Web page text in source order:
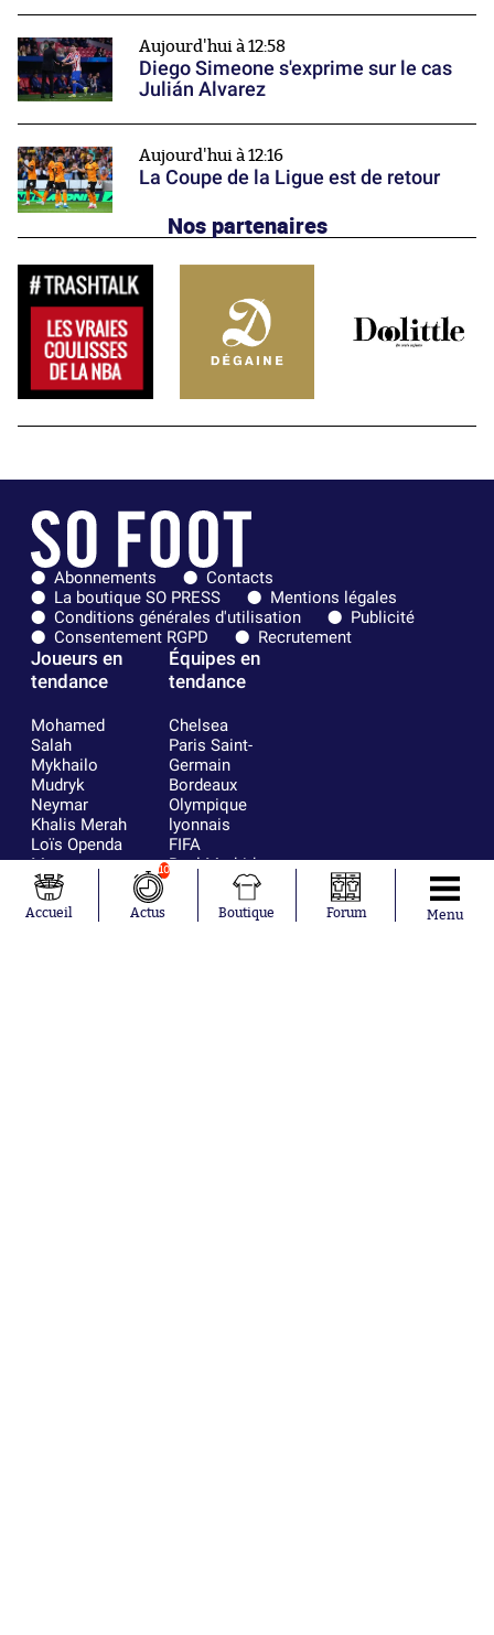
Aujourd'hui à 12:58
Diego Simeone s'exprime sur le cas
Julián Alvarez
Aujourd'hui à 12:16
La Coupe de la Ligue est de retour
Nos partenaires
Abonnements
Contacts
La boutique SO PRESS
Mentions légales
Conditions générales d'utilisation
Publicité
Consentement RGPD
Recrutement
Joueurs en
tendance
Mohamed
Salah
Mykhailo
Mudryk
Neymar
Khalis Merah
Loïs Openda
Moussa
Niakhaté
Nicolás
Tagliafico
Équipes en
tendance
Chelsea
Paris Saint-
Germain
Bordeaux
Olympique
lyonnais
FIFA
Real Madrid
RC Strasbourg
AC Milan
France
Accueil
10
Actus Boutique Forum Menu